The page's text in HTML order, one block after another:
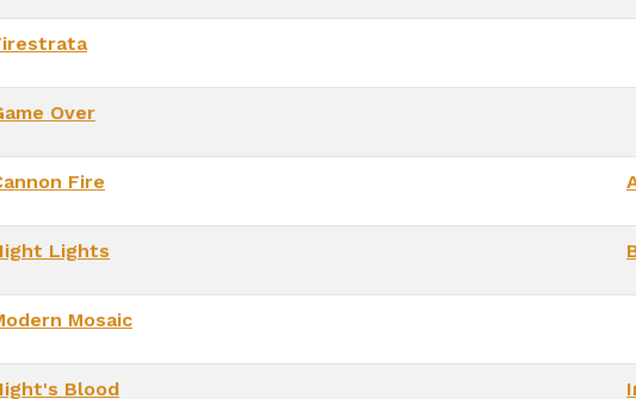
Over
Fire
Lights
Mosaic
Blood